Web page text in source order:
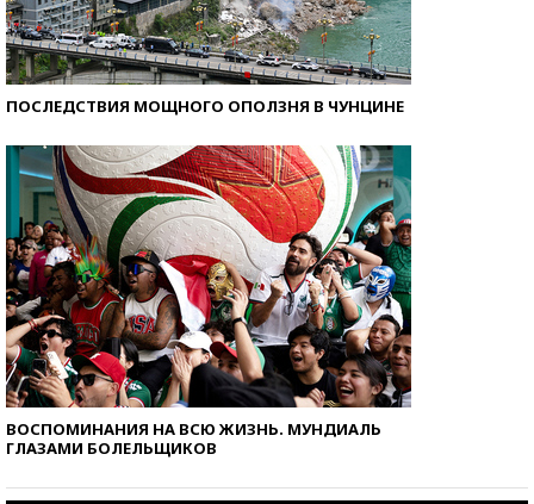
ПОСЛЕДСТВИЯ МОЩНОГО ОПОЛЗНЯ В ЧУНЦИНЕ
ВОСПОМИНАНИЯ НА ВСЮ ЖИЗНЬ. МУНДИАЛЬ
ГЛАЗАМИ БОЛЕЛЬЩИКОВ